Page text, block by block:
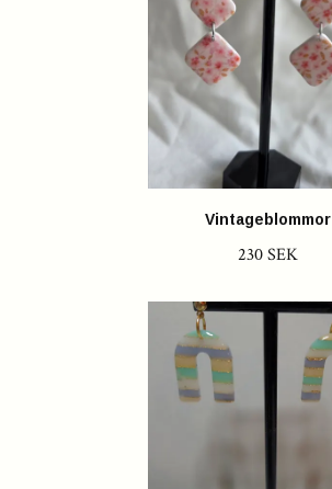
Vintageblommor
230 SEK